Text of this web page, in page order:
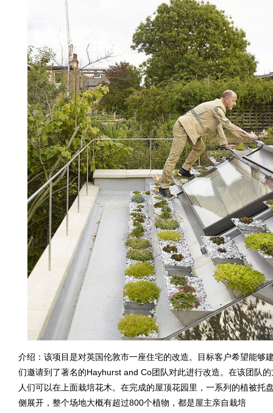
介绍：该项目是对英国伦敦市一座住宅的改造。目标客户希望能够
们邀请到了著名的Hayhurst and Co团队对此进行改造。在该团队
人们可以在上面栽培花木。在完成的屋顶花园里，一系列的植被
侧展开，整个场地大概有超过800个植物，都是屋主亲自栽培